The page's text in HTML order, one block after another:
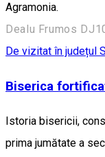
Agramonia.
Dealu Frumos
De vizitat în județul
Biserica
Istoria bisericii,
prima jumătate a